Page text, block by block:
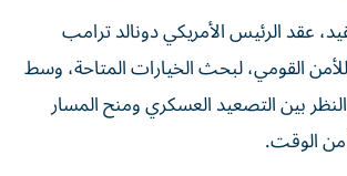
عقد الرئيس الأمريكي دونالد ترامب
القومي، لبحث الخيارات المتاحة، وسط
بين التصعيد العسكري ومنح المسار
من الوقت.